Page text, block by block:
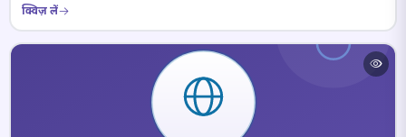
क्विज़ लें